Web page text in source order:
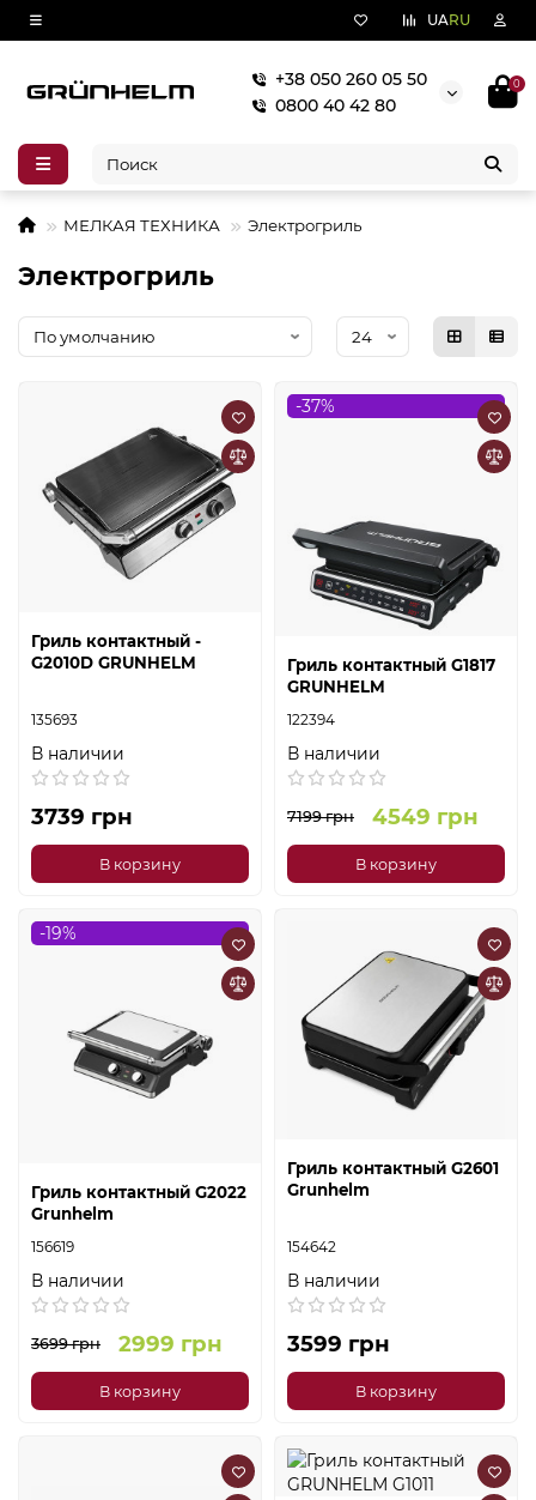
UARU
+38 050 260 05 50
0800 40 42 80
0
МЕЛКАЯ ТЕХНИКА Электрогриль
Электрогриль
Гриль контактный -
G2010D GRUNHELM
135693
В наличии
3739 грн
В корзину
-37%
Гриль контактный G1817
GRUNHELM
122394
В наличии
7199 грн 4549 грн
В корзину
-19%
Гриль контактный G2022
Grunhelm
156619
В наличии
3699 грн 2999 грн
В корзину
Гриль контактный G2601
Grunhelm
154642
В наличии
3599 грн
В корзину